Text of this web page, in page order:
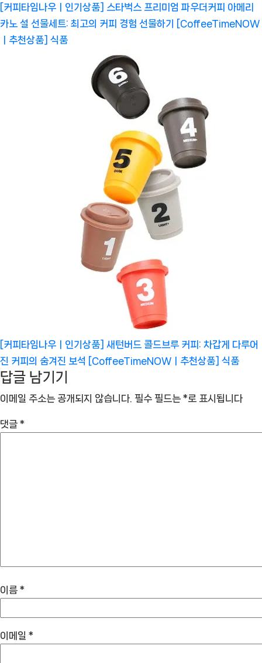
[커피타임나우ㅣ인기상품] 스타벅스 프리미엄 파우더커피 아메리
카노 설 선물세트: 최고의 커피 경험 선물하기 [CoffeeTimeNOW
ㅣ추천상품] 식품
[커피타임나우ㅣ인기상품] 새턴버드 콜드브루 커피: 차갑게 다루어
진 커피의 숨겨진 보석 [CoffeeTimeNOWㅣ추천상품] 식품
답글 남기기
이메일 주소는 공개되지 않습니다. 필수 필드는 *로 표시됩니다
댓글 *
이름 *
이메일 *